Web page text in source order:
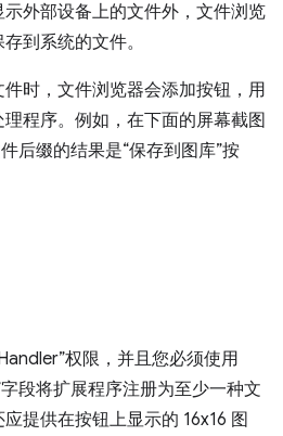
外部设备上的文件外，文件浏览
到系统的文件。
时，文件浏览器会添加按钮，用
程序。例如，在下面的屏幕截图
后缀的结果是“保存到图库”按
权限，并且您必须使用
字段将扩展程序注册为至少一种文
提供在按钮上显示的 16x16 图